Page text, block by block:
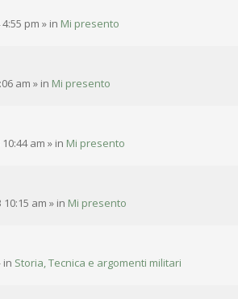
pm » in Mi presento
am » in Mi presento
am » in Mi presento
10:15 am » in Mi presento
in Storia, Tecnica e argomenti militari